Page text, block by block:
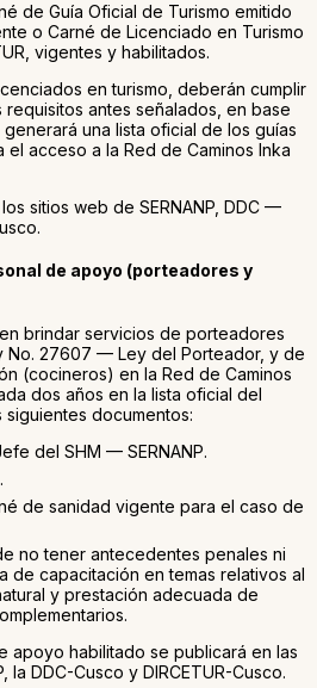
de Guía Oficial de Turismo emitido
o Carné de Licenciado en Turismo
vigentes y habilitados.
en turismo, deberán cumplir
antes señalados, en base
generará una lista oficial de los guías
el acceso a la Red de Caminos Inka
sitios web de SERNANP, DDC —
de apoyo (porteadores y
brindar servicios de porteadores
No. 27607 — Ley del Porteador, y de
(cocineros) en la Red de Caminos
dos años en la lista oficial del
siguientes documentos:
del SHM — SERNANP.
de sanidad vigente para el caso de
no tener antecedentes penales ni
de capacitación en temas relativos al
y prestación adecuada de
apoyo habilitado se publicará en las
la DDC-Cusco y DIRCETUR-Cusco.